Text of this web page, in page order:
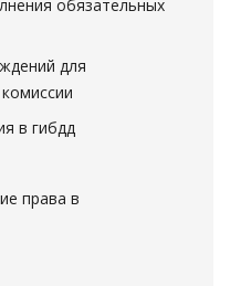
обязательных
для
в гибдд
права в